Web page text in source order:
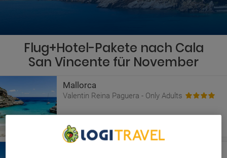
Flug+Hotel-Pakete nach Cala
San Vincente für November
Mallorca
Valentin Reina Paguera - Only Adults